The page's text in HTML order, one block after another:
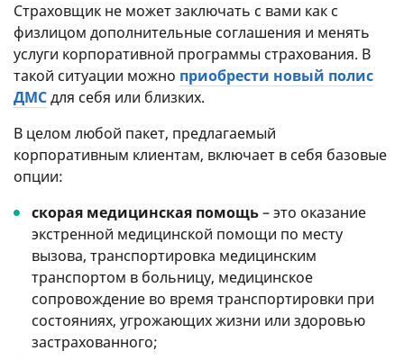
Страховщик не может заключать с вами как с
физлицом дополнительные соглашения и менять
услуги корпоративной программы страхования. В
такой ситуации можно приобрести новый полис
ДМСдля себя или близких.
В целом любой пакет, предлагаемый
корпоративным клиентам, включает в себя базовые
опции:
скорая медицинская помощь– это оказание
экстренной медицинской помощи по месту
вызова, транспортировка медицинским
транспортом в больницу, медицинское
сопровождение во время транспортировки при
состояниях, угрожающих жизни или здоровью
застрахованного;